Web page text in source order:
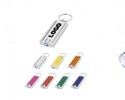
anfragen